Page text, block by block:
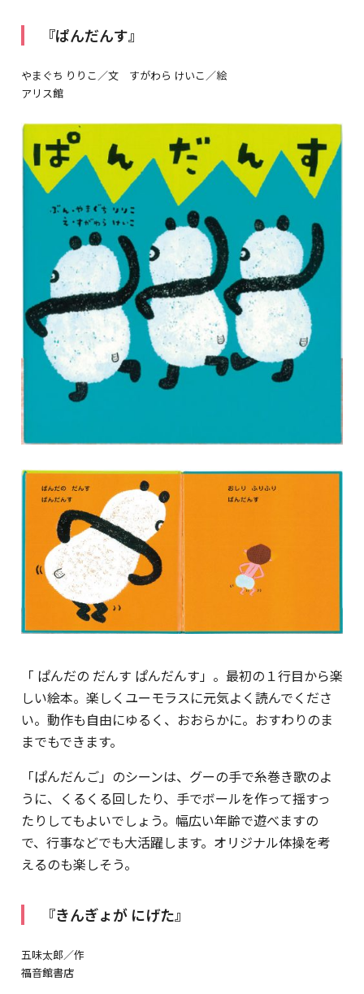
『ぱんだんす』
やまぐち りりこ／文 すがわら けいこ／絵
アリス館
「 ぱんだの だんす ぱんだんす」。最初の１行目から楽
しい絵本。楽しくユーモラスに元気よく読んでくださ
い。動作も自由にゆるく、おおらかに。おすわりのま
までもできます。
「ぱんだんご」のシーンは、グーの手で糸巻き歌のよ
うに、くるくる回したり、手でボールを作って揺すっ
たりしてもよいでしょう。幅広い年齢で遊べますの
で、行事などでも大活躍します。オリジナル体操を考
えるのも楽しそう。
『きんぎょが にげた』
五味太郎／作
福音館書店